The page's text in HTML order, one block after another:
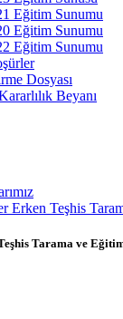
Eğitim Sunumu
Eğitim Sunumu
Eğitim Sunumu
Dosyası
Beyanı
Erken Teşhis
Tarama ve